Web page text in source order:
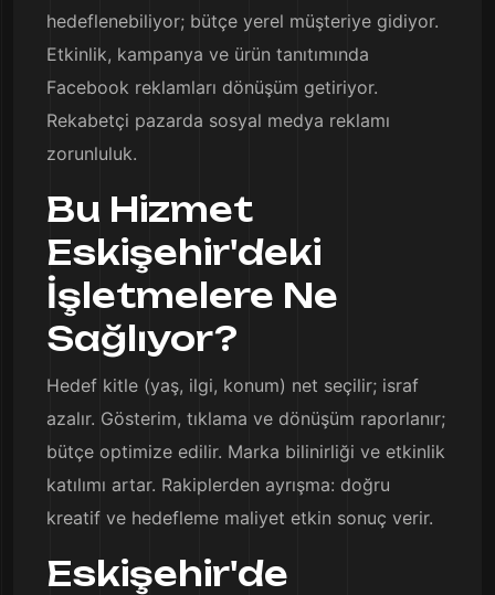
hedeflenebiliyor; bütçe yerel müşteriye gidiyor.
Etkinlik, kampanya ve ürün tanıtımında
Facebook reklamları dönüşüm getiriyor.
Rekabetçi pazarda sosyal medya reklamı
zorunluluk.
Bu Hizmet
Eskişehir'deki
İşletmelere Ne
Sağlıyor?
Hedef kitle (yaş, ilgi, konum) net seçilir; israf
azalır. Gösterim, tıklama ve dönüşüm raporlanır;
bütçe optimize edilir. Marka bilinirliği ve etkinlik
katılımı artar. Rakiplerden ayrışma: doğru
kreatif ve hedefleme maliyet etkin sonuç verir.
Eskişehir'de